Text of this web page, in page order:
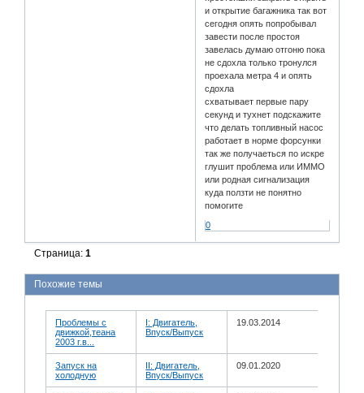
и открытие багажника так вот
сегодня опять попробывал
завести после простоя
завелась думаю отгоню пока
не сдохла только тронулся
проехала метра 4 и опять
сдохла
схватывает первые пару
секунд и тухнет подскажите
что делать топливный насос
работает в норме форсунки
так же получаеться по искре
глушит проблема или ИММО
или родная сигнализация
куда ползти не понятно
помогите
0
Страница:1
Похожие темы
Проблемы с
движкой,теана
2003 г.в...
I: Двигатель,
Впуск/Выпуск
19.03.2014
Запуск на
холодную
II: Двигатель,
Впуск/Выпуск
09.01.2020